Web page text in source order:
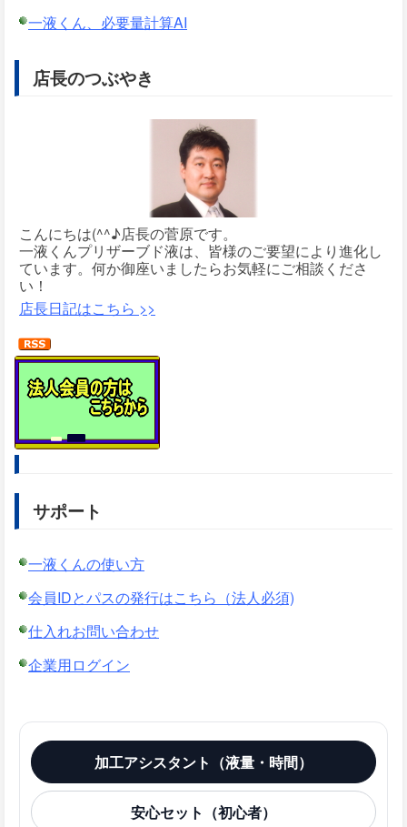
一液くん、必要量計算AI
店長のつぶやき
こんにちは(^^♪店長の菅原です。
一液くんプリザーブド液は、皆様のご要望により進化し
ています。何か御座いましたらお気軽にご相談くださ
い！
店長日記はこちら >>
サポート
一液くんの使い方
会員IDとパスの発行はこちら（法人必須)
仕入れお問い合わせ
企業用ログイン
加工アシスタント（液量・時間）
安心セット（初心者）